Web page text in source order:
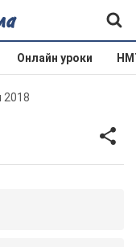
Онлайн уроки
2018